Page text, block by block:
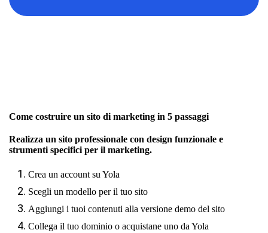
Come costruire un sito di marketing in 5 passaggi
Realizza un sito professionale con design funzionale e
strumenti specifici per il marketing.
Crea un account su Yola
Scegli un modello per il tuo sito
Aggiungi i tuoi contenuti alla versione demo del sito
Collega il tuo dominio o acquistane uno da Yola